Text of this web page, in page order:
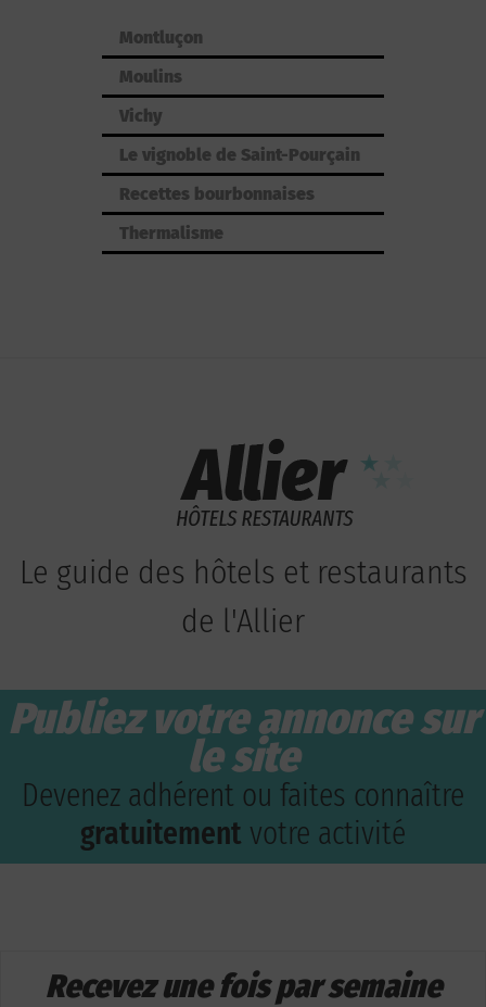
Montluçon
Moulins
Vichy
Le vignoble de Saint-Pourçain
Recettes bourbonnaises
Thermalisme
Le guide des hôtels et restaurants
de l'Allier
Publiez votre annonce sur
le site
Devenez adhérent ou faites connaître
gratuitement votre activité
Recevez une fois par semaine